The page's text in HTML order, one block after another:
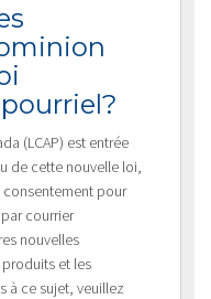
(LCAP) est entrée
de cette nouvelle loi,
consentement pour
courrier
nouvelles
et les
à ce sujet, veuillez